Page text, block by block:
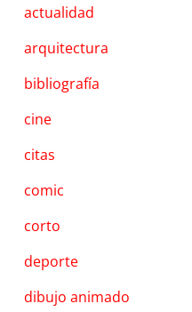
actualidad
arquitectura
bibliografía
cine
citas
comic
corto
deporte
dibujo animado